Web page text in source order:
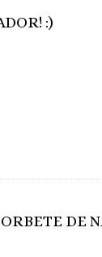
:)
DE